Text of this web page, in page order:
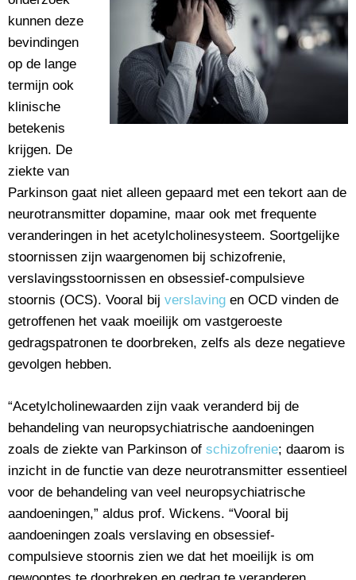
kunnen deze
bevindingen
op de lange
termijn ook
klinische
betekenis
krijgen. De
ziekte van
Parkinson gaat niet alleen gepaard met een tekort aan de
neurotransmitter dopamine, maar ook met frequente
veranderingen in het acetylcholinesysteem. Soortgelijke
stoornissen zijn waargenomen bij schizofrenie,
verslavingsstoornissen en obsessief-compulsieve
stoornis (OCS). Vooral bij verslaving en OCD vinden de
getroffenen het vaak moeilijk om vastgeroeste
gedragspatronen te doorbreken, zelfs als deze negatieve
gevolgen hebben.
“Acetylcholinewaarden zijn vaak veranderd bij de
behandeling van neuropsychiatrische aandoeningen
zoals de ziekte van Parkinson of schizofrenie; daarom is
inzicht in de functie van deze neurotransmitter essentieel
voor de behandeling van veel neuropsychiatrische
aandoeningen,” aldus prof. Wickens. “Vooral bij
aandoeningen zoals verslaving en obsessief-
compulsieve stoornis zien we dat het moeilijk is om